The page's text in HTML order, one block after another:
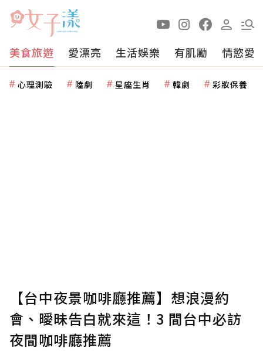
美食旅遊 愛漂亮 生活娛樂 有肌勵 情慾愛
心理測驗 陸劇 星座生肖 韓劇 彩妝保養
【台中夜景咖啡廳推薦】想浪漫約
會、曖昧告白就來這！3 間台中必訪
夜間咖啡廳推薦